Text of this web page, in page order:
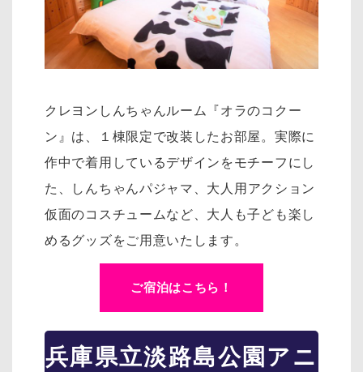
クレヨンしんちゃんルーム『オラのコクー
ン』は、１棟限定で改装したお部屋。実際に
作中で着用しているデザインをモチーフにし
た、
しんちゃんパジャマ、大人用アクション
仮面のコスチュームなど、大人も子ども楽し
めるグッズをご用意いたします。
ご宿泊はこちら！
兵庫県立淡路島公園アニ